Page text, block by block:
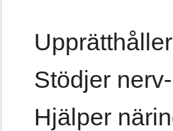
Stödjer
Hjälper